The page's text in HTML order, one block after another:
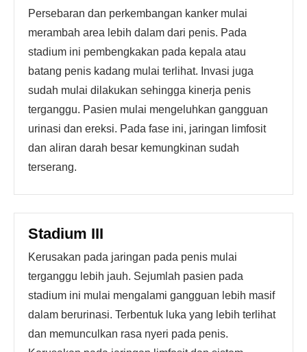
Persebaran dan perkembangan kanker mulai
merambah area lebih dalam dari penis. Pada
stadium ini pembengkakan pada kepala atau
batang penis kadang mulai terlihat. Invasi juga
sudah mulai dilakukan sehingga kinerja penis
terganggu. Pasien mulai mengeluhkan gangguan
urinasi dan ereksi. Pada fase ini, jaringan limfosit
dan aliran darah besar kemungkinan sudah
terserang.
Stadium III
Kerusakan pada jaringan pada penis mulai
terganggu lebih jauh. Sejumlah pasien pada
stadium ini mulai mengalami gangguan lebih masif
dalam berurinasi. Terbentuk luka yang lebih terlihat
dan memunculkan rasa nyeri pada penis.